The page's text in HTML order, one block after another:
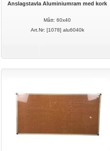
Anslagstavla Aluminiumram med kork
Mått: 60x40
Art.Nr: [1078] alu6040k